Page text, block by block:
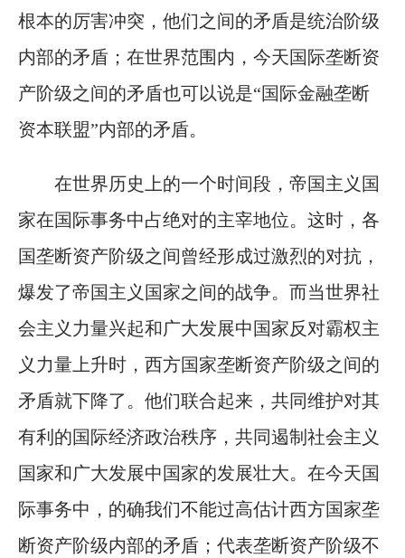
根本的厉害冲突，他们之间的矛盾是统治阶级
内部的矛盾；在世界范围内，今天国际垄断资
产阶级之间的矛盾也可以说是“国际金融垄断
资本联盟”内部的矛盾。
在世界历史上的一个时间段，帝国主义国
家在国际事务中占绝对的主宰地位。这时，各
国垄断资产阶级之间曾经形成过激烈的对抗，
爆发了帝国主义国家之间的战争。而当世界社
会主义力量兴起和广大发展中国家反对霸权主
义力量上升时，西方国家垄断资产阶级之间的
矛盾就下降了。他们联合起来，共同维护对其
有利的国际经济政治秩序，共同遏制社会主义
国家和广大发展中国家的发展壮大。在今天国
际事务中，的确我们不能过高估计西方国家垄
断资产阶级内部的矛盾；代表垄断资产阶级不